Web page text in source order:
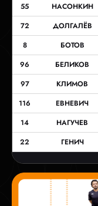
55
НАСОНКИН
72
ДОЛГАЛЁВ
8
БОТОВ
96
БЕЛИКОВ
97
КЛИМОВ
116
ЕВНЕВИЧ
14
НАГУЧЕВ
22
ГЕНИЧ